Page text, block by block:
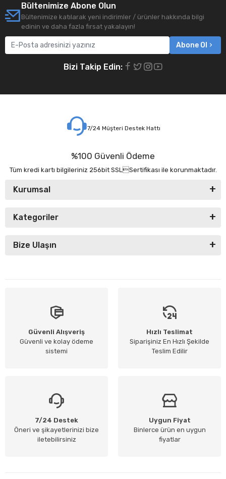
Bültenimize Abone Olun
Bültenimize katılarak yeni indirimler / ürünler hakkında bilgi
edinin ve daha fazla fırsat yakalayın!
Abone Ol
Bizi Takip Edin:
7/24 Müşteri Destek Hattı
%100 Güvenli Ödeme
Tüm kredi kartı bilgileriniz 256bit SSLSertifikası ile korunmaktadır.
Kurumsal
Kategoriler
Bize Ulaşın
Güvenli Alışveriş
Güvenli ve kolay ödeme
sistemi
Hızlı Teslimat
Siparişiniz En Hızlı Şekilde
Teslim Edilir
7/24 Destek
Öneri ve şikayetlerinizi bize
iletebilirsiniz
Uygun Fiyat
Binlerce ürün en uygun
fiyatlar